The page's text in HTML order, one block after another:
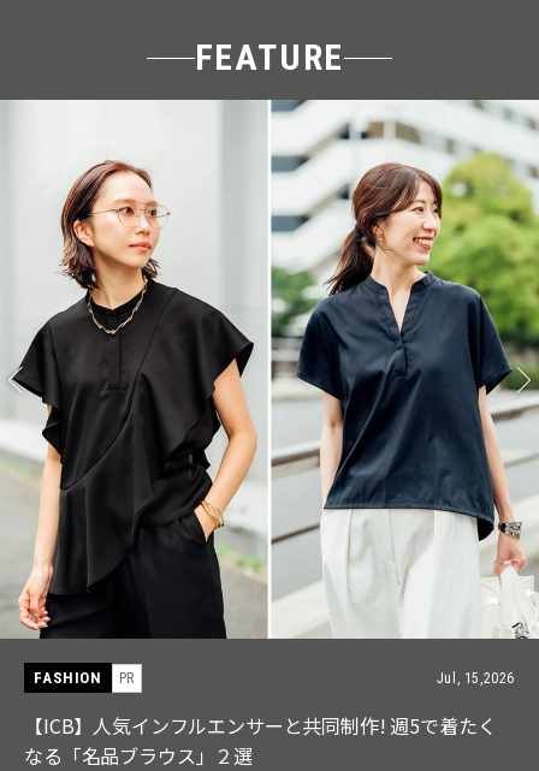
FEATURE
FASHION PR Jul, 15,2026
【ICB】人気インフルエンサーと共同制作! 週5で着たく
なる「名品ブラウス」２選